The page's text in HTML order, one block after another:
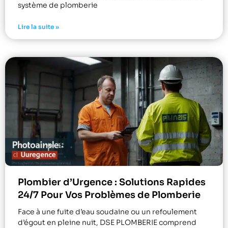
système de plomberie
Lire la suite »
Plombier d’Urgence : Solutions Rapides
24/7 Pour Vos Problèmes de Plomberie
Face à une fuite d’eau soudaine ou un refoulement
d’égout en pleine nuit, DSE PLOMBERIE comprend